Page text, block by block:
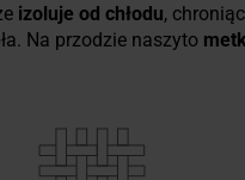
izoluje od chłodu,
Na przodzie naszyto